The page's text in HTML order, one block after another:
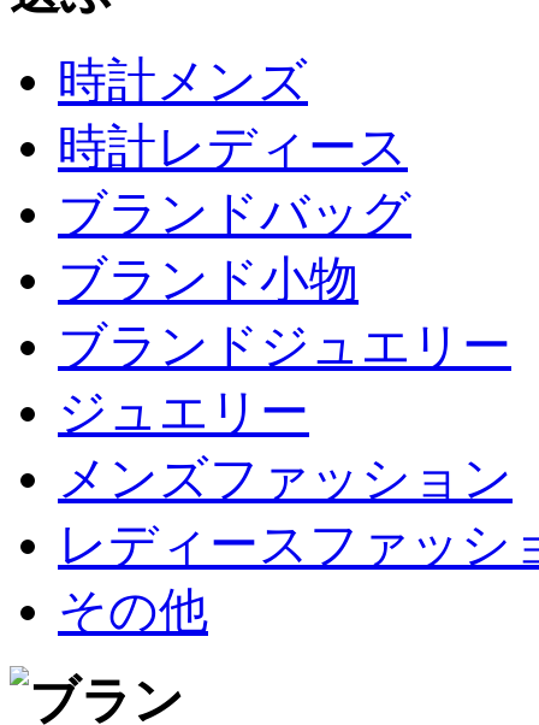
時計メンズ
時計レディース
ブランドバッグ
ブランド小物
ブランドジュエリー
ジュエリー
メンズファッション
レディースファッシ
その他